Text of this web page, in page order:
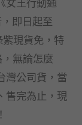
即日起至
現貨免，特
無論怎麼
灣公司貨，當
售完為止，現